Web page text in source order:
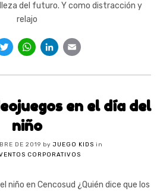
del futuro. Y como distracción y
relajo
Twitter
WhatsApp
LinkedIn
en el día del
niño
DE 2019 by JUEGO KIDS in
CORPORATIVOS
niño en Cencosud ¿Quién dice que los